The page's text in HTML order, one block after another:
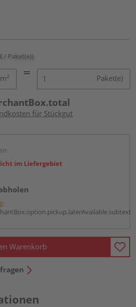
/ Paket(e))
m² Paket(e)
für Stückgut
im Liefergebiet
Warenkorb